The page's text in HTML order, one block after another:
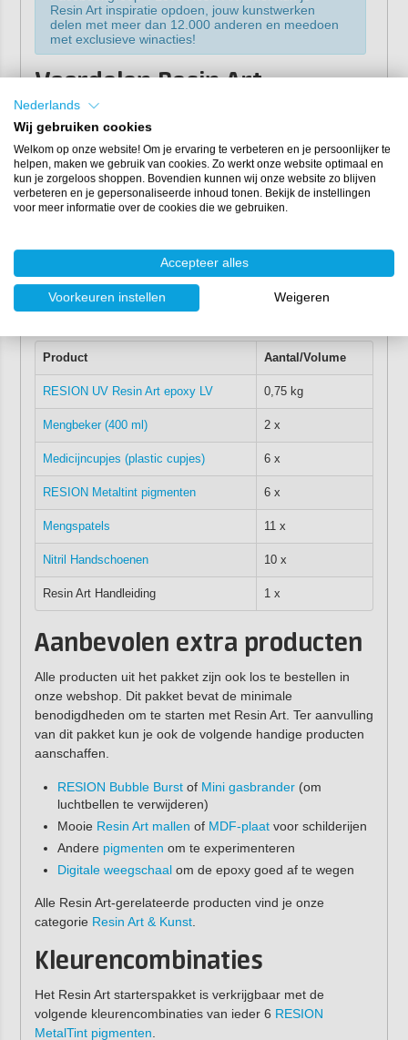
Resin Art inspiratie opdoen, jouw kunstwerken
delen met meer dan 12.000 anderen en meedoen
met exclusieve winacties!
Voordelen Resin Art
starterspakket
Compleet starterspakket met alles wat je nodig hebt.
Scherp geprijsd (ca. 15% korting t.o.v. losse verkoop).
Inclusief complete handleiding.
Hoge kwaliteit epoxy (eenvoudig te verwerken en UV-
Geschikt voor beginners én gevorderden.
Inhoud Resin Art
starterspakket
Product Aantal/Volume
RESION UV Resin Art epoxy LV 0,75 kg
Mengbeker (400 ml) 2 x
Medicijncupjes (plastic cupjes) 6 x
RESION Metaltint pigmenten 6 x
Mengspatels 11 x
Nitril Handschoenen 10 x
Resin Art Handleiding 1 x
Aanbevolen extra producten
Alle producten uit het pakket zijn ook los te bestellen in
onze webshop. Dit pakket bevat de minimale
benodigdheden om te starten met Resin Art. Ter aanvulling
van dit pakket kun je ook de volgende handige producten
aanschaffen.
RESION Bubble Burst of Mini gasbrander(om
luchtbellen te verwijderen)
Mooie Resin Art mallen of MDF-plaat voor schilderijen
Andere pigmenten om te experimenteren
Digitale weegschaalom de epoxy goed af te wegen
Alle Resin Art-gerelateerde producten vind je onze
categorie Resin Art & Kunst.
Kleurencombinaties
Het Resin Art starterspakket is verkrijgbaar met de
volgende kleurencombinaties van ieder 6 RESION
MetalTint pigmenten
Nederlands
Wij gebruiken cookies
Welkom op onze website! Om je ervaring te verbeteren en je persoonlijker te
helpen, maken we gebruik van cookies. Zo werkt onze website optimaal en
kun je zorgeloos shoppen. Bovendien kunnen wij onze website zo blijven
verbeteren en je gepersonaliseerde inhoud tonen. Bekijk de instellingen
voor meer informatie over de cookies die we gebruiken.
Accepteer alles
Voorkeuren instellen Weigeren